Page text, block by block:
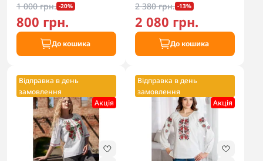
1 000 грн. -20%
800 грн.
До кошика
2 380 грн. -13%
2 080 грн.
До кошика
Відправка в день
замовлення
Акцiя
Відправка в день
замовлення
Акцiя